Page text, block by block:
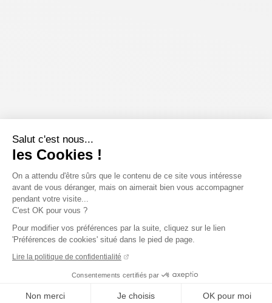
Salut c'est nous...
les Cookies !
On a attendu d'être sûrs que le contenu de ce site vous intéresse
avant de vous déranger, mais on aimerait bien vous accompagner
pendant votre visite...
C'est OK pour vous ?
Pour modifier vos préférences par la suite, cliquez sur le lien
'Préférences de cookies' situé dans le pied de page.
Lire la politique de confidentialité
Consentements certifiés par
Non merci Je choisis OK pour moi